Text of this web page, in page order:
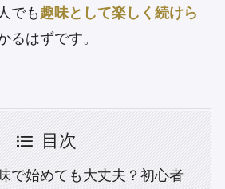
でも 趣味として楽しく続けら
るはずです。
目次
で始めても大丈夫？初心者